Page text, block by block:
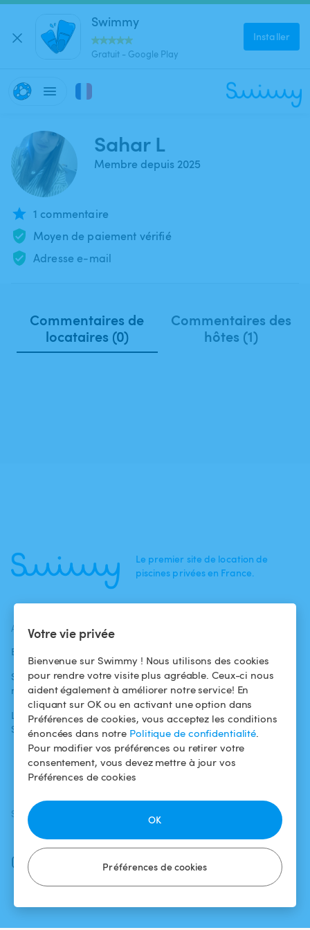
Votre vie privée
Bienvenue sur Swimmy ! Nous utilisons des cookies
pour rendre votre visite plus agréable. Ceux-ci nous
aident également à améliorer notre service! En
cliquant sur OK ou en activant une option dans
Préférences de cookies, vous acceptez les conditions
énoncées dans notre Politique de confidentialité.
Pour modifier vos préférences ou retirer votre
consentement, vous devez mettre à jour vos
Préférences de cookies
Préférences de cookies
OK
Swimmy
Gratuit - Google Play
Installer
Sahar L
Membre depuis 2025
1 commentaire
Moyen de paiement vérifié
Adresse e-mail
Commentaires de
locataires (0)
Commentaires des
hôtes (1)
Le premier site de location de
piscines privées en France.
ACTUALITÉS
Blog
Swimmy dans les
médias
L'aventure
Swimmy
baigneurs
Pour les
propriétaires
Louer ma piscine
Comment ça
marche ?
Conditions
d'utilisation
Politique de
confidentialité
Mentions légales
SUIVEZ-NOUS
Facebook
Instagram